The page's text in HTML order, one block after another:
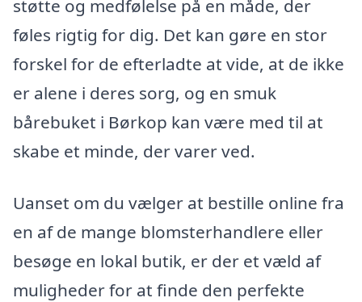
støtte og medfølelse på en måde, der
føles rigtig for dig. Det kan gøre en stor
forskel for de efterladte at vide, at de ikke
er alene i deres sorg, og en smuk
bårebuket i Børkop kan være med til at
skabe et minde, der varer ved.
Uanset om du vælger at bestille online fra
en af de mange blomsterhandlere eller
besøge en lokal butik, er der et væld af
muligheder for at finde den perfekte